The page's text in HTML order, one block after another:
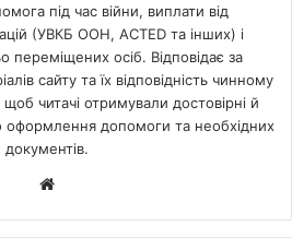
під час війни, виплати від
(УВКБ ООН, ACTED та інших) і
переміщених осіб. Відповідає за
сайту та їх відповідність чинному
читачі отримували достовірні й
оформлення допомоги та необхідних
документів.